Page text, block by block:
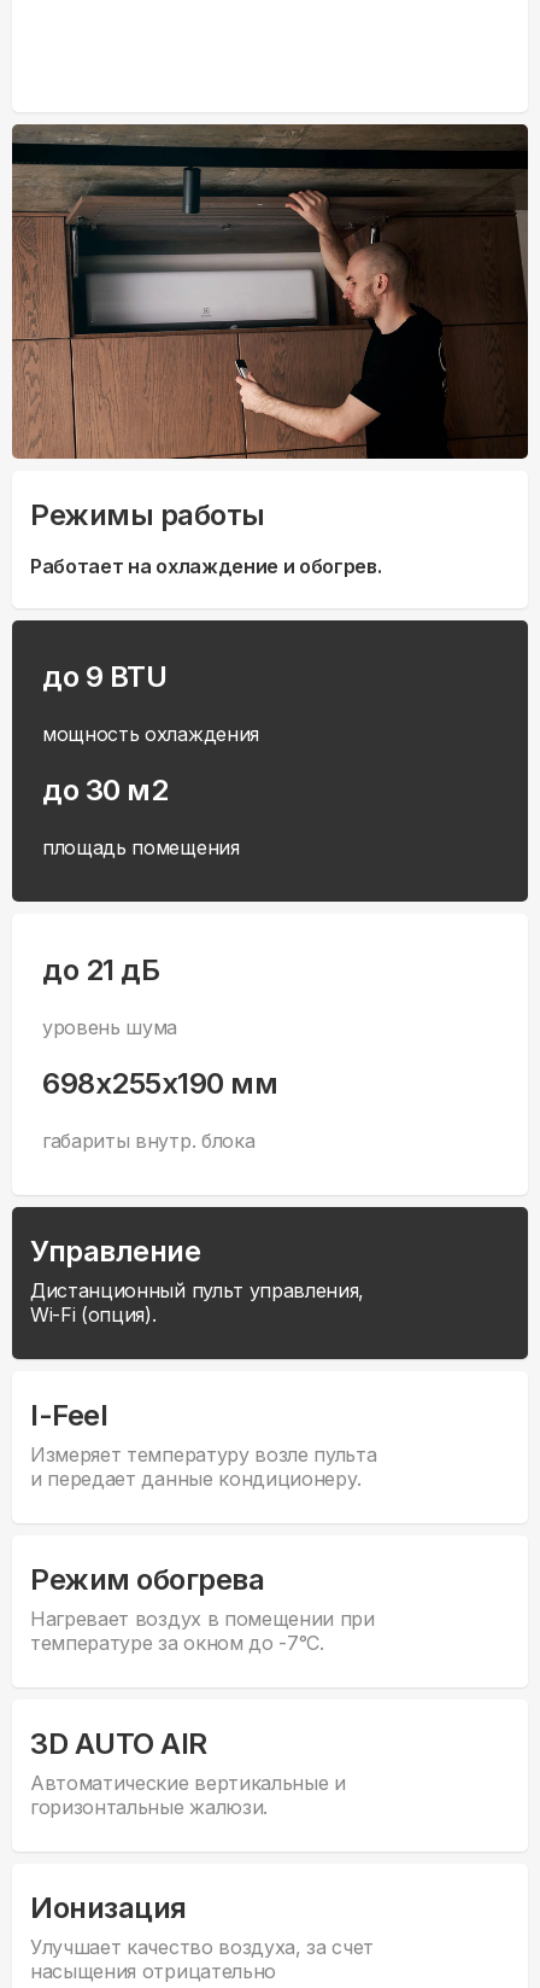
Режимы работы
Работает на охлаждение и обогрев.
до 9 BTU
мощность охлаждения
до 30 м2
площадь помещения
до 21 дБ
уровень шума
698x255x190 мм
габариты внутр. блока
Управление
Дистанционный пульт управления,
Wi-Fi (опция).
I-Feel
Измеряет температуру возле пульта
и передает данные кондиционеру.
Режим обогрева
Нагревает воздух в помещении при
температуре за окном до -7°С.
3D AUTO AIR
Автоматические вертикальные и
горизонтальные жалюзи.
Ионизация
Улучшает качество воздуха, за счет
насыщения отрицательно